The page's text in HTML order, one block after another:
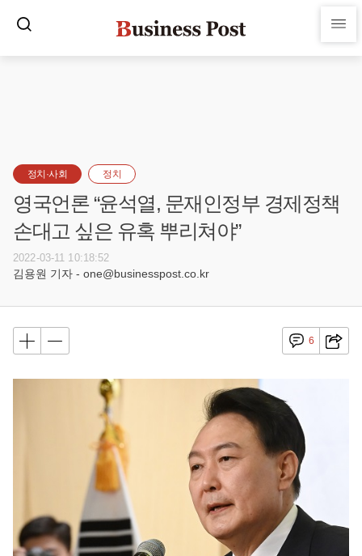
정치·사회 정치
영국언론 “윤석열, 문재인정부 경제정책
손대고 싶은 유혹 뿌리쳐야”
2022-03-11 10:18:52
김용원 기자 - one@businesspost.co.kr
6